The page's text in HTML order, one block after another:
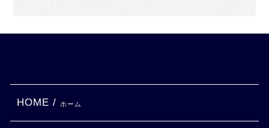
HOME / ホーム